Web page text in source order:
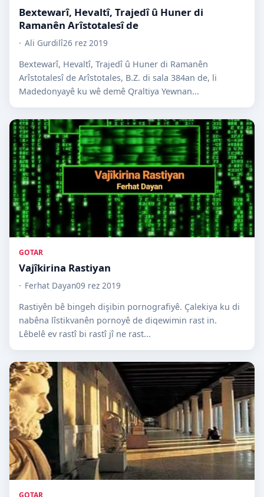
Bextewarî, Hevaltî, Trajedî û Huner di
Ramanên Arîstotalesî de
Ali Gurdilî26 rez 2019
Bextewarî, Hevaltî, Trajedî û Huner di Ramanên
Arîstotalesî de Arîstotales, B.Z. di sala 384an de, li
Madedonyayê ku wê demê Qraltiya Yewnan...
GOTAR
Vajîkirina Rastiyan
Ferhat Dayan09 rez 2019
Rastiyên bê bingeh dişibin pornografiyê. Çalekiya ku di
nabêna lîstikvanên pornoyê de diqewimin rast in.
Lêbelê ev rastî bi rastî jî ne rast...